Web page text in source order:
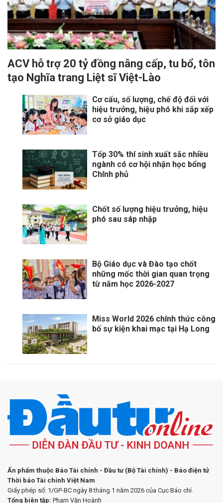
ACV hỗ trợ 20 tỷ đồng nâng cấp, tu bổ, tôn
tạo Nghĩa trang Liệt sĩ Việt-Lào
Cơ cấu, số lượng, chế độ đối với
hiệu trưởng, hiệu phó khi sắp xếp
cơ sở giáo dục
Tốp 30% thí sinh xuất sắc nhiều
ngành có cơ hội nhận học bổng
Chính phủ
Chốt số lượng hiệu trưởng, hiệu
phó sau sáp nhập
Bộ Giáo dục và Đào tạo chốt
những mốc thời gian quan trọng
từ năm học 2026-2027
Miss World 2026 chính thức công
bố sự kiện khai mạc tại Hạ Long
Ấn phẩm thuộc Báo Tài chính - Đầu tư (Bộ Tài chính) - Báo điện tử
Thời báo Tài chính Việt Nam
Giấy phép số: 1/GP-BC ngày 8 tháng 1 năm 2026 của Cục Báo chí.
Tổng biên tập: Phạm Văn Hoành